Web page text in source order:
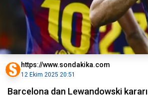
https://www.sondakika.com
12 Ekim 2025 20:51
Barcelona dan Lewandowski kararı